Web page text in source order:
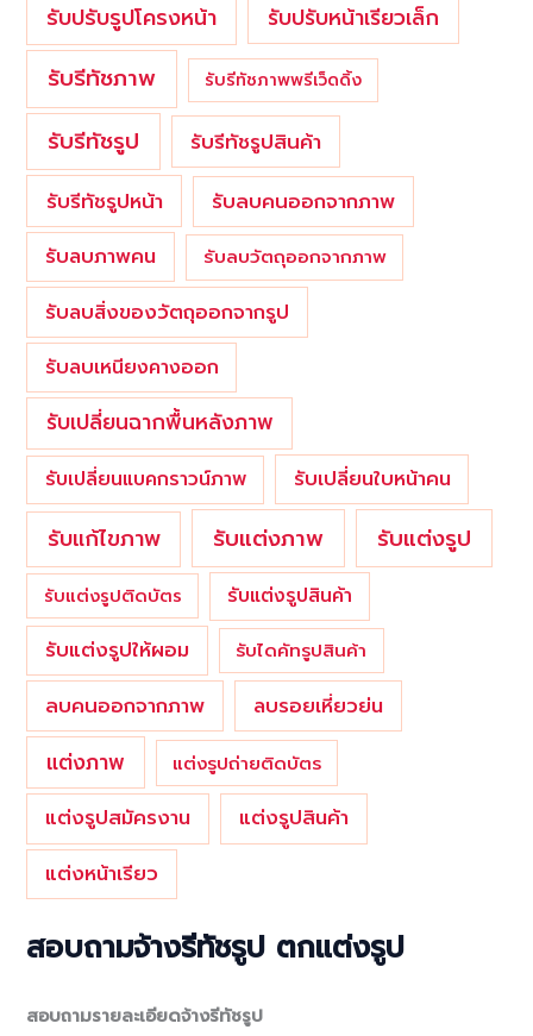
รับปรับรูปโครงหน้า รับปรับหน้าเรียวเล็ก
รับรีทัชภาพ รับรีทัชภาพพรีเว็ดดิ้ง
รับรีทัชรูป
รับรีทัชรูปสินค้า
รับรีทัชรูปหน้า
รับลบคนออกจากภาพ
รับลบภาพคน
รับลบวัตถุออกจากภาพ
รับลบสิ่งของวัตถุออกจากรูป
รับลบเหนียงคางออก
รับเปลี่ยนฉากพื้นหลังภาพ
รับเปลี่ยนแบคกราวน์ภาพ รับเปลี่ยนใบหน้าคน
รับแก้ไขภาพ รับแต่งภาพ รับแต่งรูป
รับแต่งรูปติดบัตร รับแต่งรูปสินค้า
รับแต่งรูปให้ผอม รับไดคัทรูปสินค้า
ลบคนออกจากภาพ ลบรอยเหี่ยวย่น
แต่งภาพ แต่งรูปถ่ายติดบัตร
แต่งรูปสมัครงาน
แต่งรูปสินค้า
แต่งหน้าเรียว
สอบถามจ้างรีทัชรูป ตกแต่งรูป
สอบถามรายละเอียดจ้างรีทัชรูป